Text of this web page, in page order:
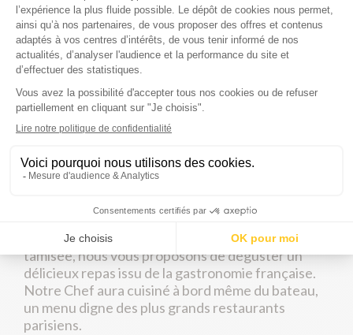
De nuit, la Ville Lumière offre une atmosphère
tout à fait particulière et différente. C’est le
moment le plus émouvant pour découvrir Paris et
idéal pour unecroisière romantique
se reflètent sur l’eau et embellissent
l’architecture singulière de la capitale. À bord de
votre péniche-restaurant, vous vivrez un moment
l’emplacement est idéalpour admirer les
illuminations de la ville et contempler l’eau couler
Confortablement installés, dans une ambiance
tamisée, nous vous proposons de déguster un
délicieux repas issu de la gastronomie française.
Notre Chef aura cuisiné à bord même du bateau,
un menu digne des plus grands restaurants
parisiens.